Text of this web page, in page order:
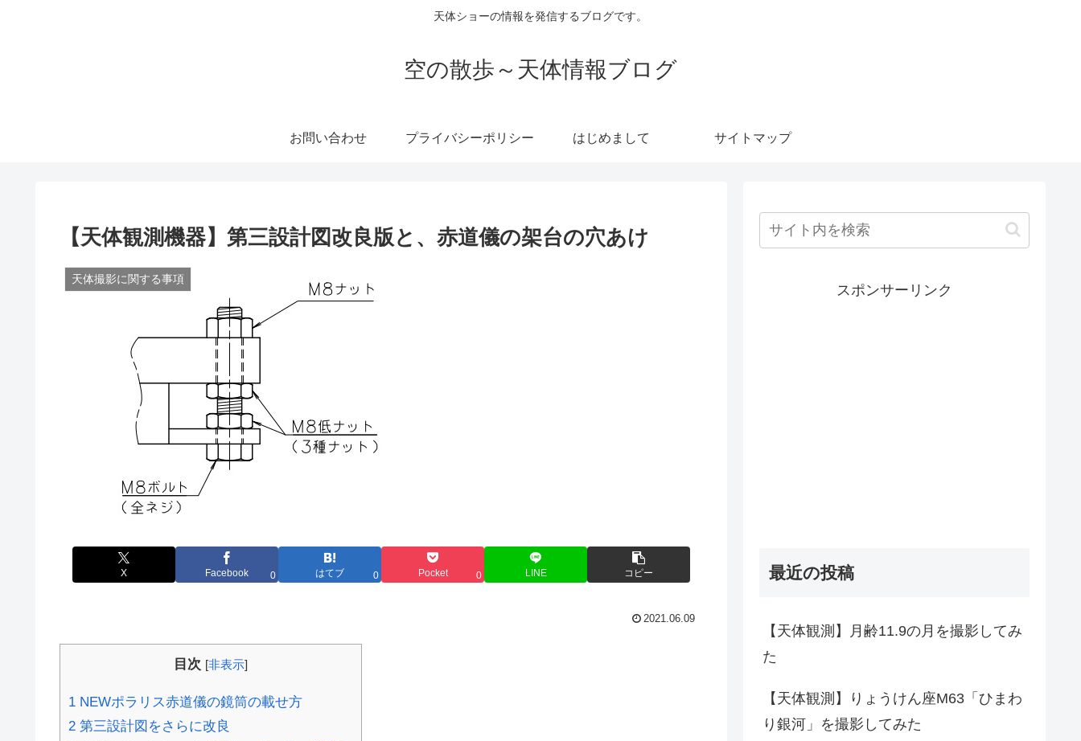
天体ショーの情報を発信するブログです。
空の散歩～天体情報ブログ
お問い合わせ プライバシーポリシー はじめまして サイトマップ
【天体観測機器】第三設計図改良版と、赤道儀の架台の穴あけ
天体撮影に関する事項
X Facebook 0 はてブ 0 Pocket 0 LINE コピー
2021.06.09
目次 [非表示]
1 NEWポラリス赤道儀の鏡筒の載せ方
2 第三設計図をさらに改良
スポンサーリンク
最近の投稿
【天体観測】月齢11.9の月を撮影してみ
た
【天体観測】りょうけん座M63「ひまわ
り銀河」を撮影してみた